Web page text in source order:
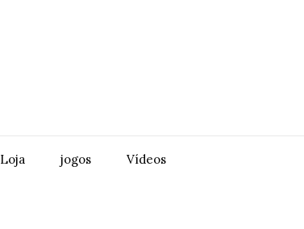
Loja jogos Vídeos